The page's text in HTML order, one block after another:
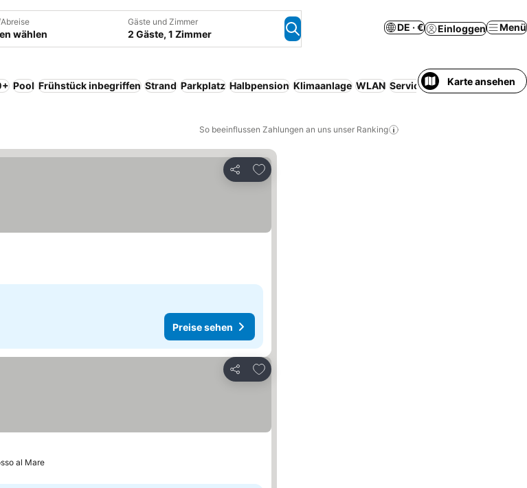
wählen
Gäste und Zimmer
2 Gäste, 1 Zimmer
DE · € Einloggen Menü
Pool Frühstück inbegriffen Strand Parkplatz Halbpension Klimaanlage WLAN Serviced apartmentKarte ansehen
So beeinflussen Zahlungen an uns unser Ranking
Teilen
Zu Favoriten hinzufügen
Preise sehen
Teilen
Zu Favoriten hinzufügen
al Mare